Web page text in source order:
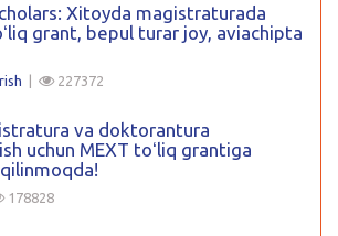
Xitoyda magistraturada
grant, bepul turar joy, aviachipta
| 227372
va doktorantura
uchun MEXT toʻliq grantiga
178828